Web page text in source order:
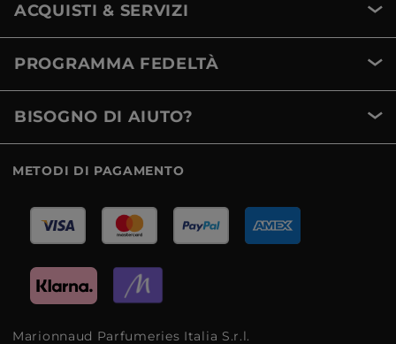
ACQUISTI & SERVIZI
PROGRAMMA FEDELTÀ
BISOGNO DI AIUTO?
METODI DI PAGAMENTO
Marionnaud Parfumeries Italia S.r.l.